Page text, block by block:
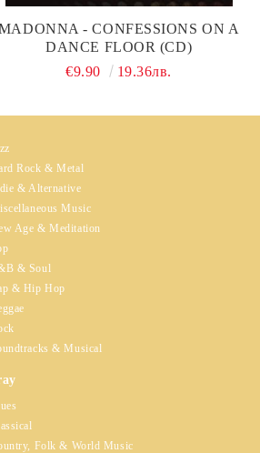
- CONFESSIONS ON A
DANCE FLOOR (CD)
€9.90
19.36лв.
Rock & Metal
& Alternative
Music
Age & Meditation
& Soul
& Hip Hop
& Musical
Folk & World Music